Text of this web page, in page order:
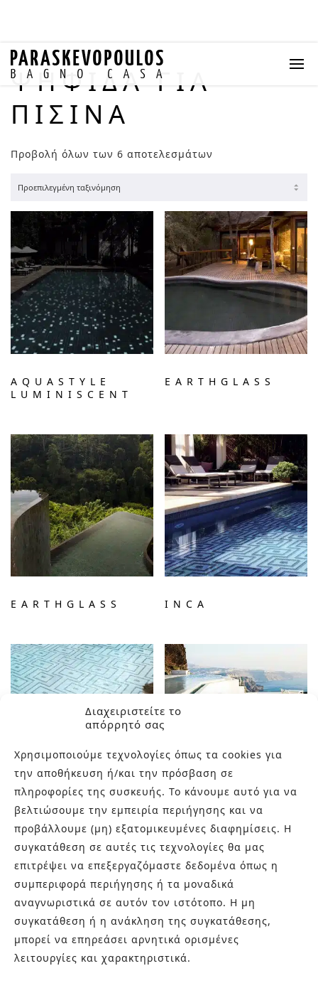
Διαχειριστείτε το
απόρρητό σας
Χρησιμοποιούμε τεχνολογίες όπως τα cookies για
την αποθήκευση ή/και την πρόσβαση σε
πληροφορίες της συσκευής. Το κάνουμε αυτό για να
βελτιώσουμε την εμπειρία περιήγησης και να
προβάλλουμε (μη) εξατομικευμένες διαφημίσεις. Η
συγκατάθεση σε αυτές τις τεχνολογίες θα μας
επιτρέψει να επεξεργαζόμαστε δεδομένα όπως η
συμπεριφορά περιήγησης ή τα μοναδικά
αναγνωριστικά σε αυτόν τον ιστότοπο. Η μη
συγκατάθεση ή η ανάκληση της συγκατάθεσης,
μπορεί να επηρεάσει αρνητικά ορισμένες
λειτουργίες και χαρακτηριστικά.
ΨΗΦΊΔΑ ΓΙΑ
ΠΙΣΊΝΑ
Προβολή όλων των 6 αποτελεσμάτων
AQUASTYLE
LUMINISCENT
EARTHGLASS
EARTHGLASS INCA
LABYRINTH WEB